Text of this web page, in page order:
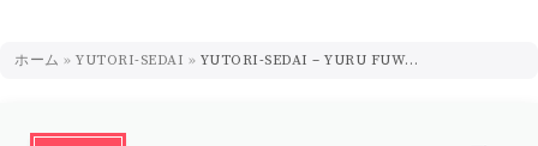
ホーム » YUTORI-SEDAI » YUTORI-SEDAI – YURU FUWA 歌詞 ( Lyrics)